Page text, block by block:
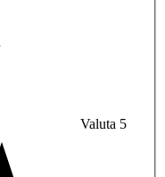
Valuta 5